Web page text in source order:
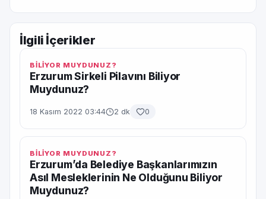
İlgili İçerikler
BİLİYOR MUYDUNUZ?
Erzurum Sirkeli Pilavını Biliyor
Muydunuz?
18 Kasım 2022 03:44 2 dk 0
BİLİYOR MUYDUNUZ?
Erzurum’da Belediye Başkanlarımızın
Asıl Mesleklerinin Ne Olduğunu Biliyor
Muydunuz?